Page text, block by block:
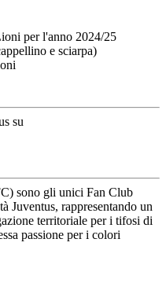
per l'anno 2024/25
e sciarpa)
su
sono gli unici Fan Club
Juventus, rappresentando un
territoriale per i tifosi di
passione per i colori